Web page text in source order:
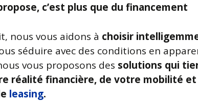
c’est plus que du financement
nous vous aidons à choisir
séduire avec des conditions en
vous proposons des solutions qui
réalité financière, de votre mobilité et
leasing.